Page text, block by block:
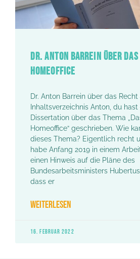
DR. ANTON BARREIN ÜBER
HOMEOFFICE
Dr. Anton Barrein über das
Inhaltsverzeichnis Anton, du
Dissertation über das Thema
Homeoffice“ geschrieben. Wie
dieses Thema? Eigentlich recht
habe Anfang 2019 in einem
einen Hinweis auf die Pläne des
Bundesarbeitsministers
dass er
WEITERLESEN
16. FEBRUAR 2022